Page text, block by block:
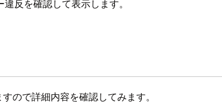
反を確認して表示します。
ので詳細内容を確認してみます。